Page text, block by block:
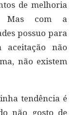
de melhoria
Mas com a
possuo para
aceitação não
não existem
tendência é
não gosto de